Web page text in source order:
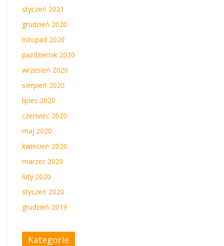
styczeń 2021
grudzień 2020
listopad 2020
październik 2020
wrzesień 2020
sierpień 2020
lipiec 2020
czerwiec 2020
maj 2020
kwiecień 2020
marzec 2020
luty 2020
styczeń 2020
grudzień 2019
Kategorie